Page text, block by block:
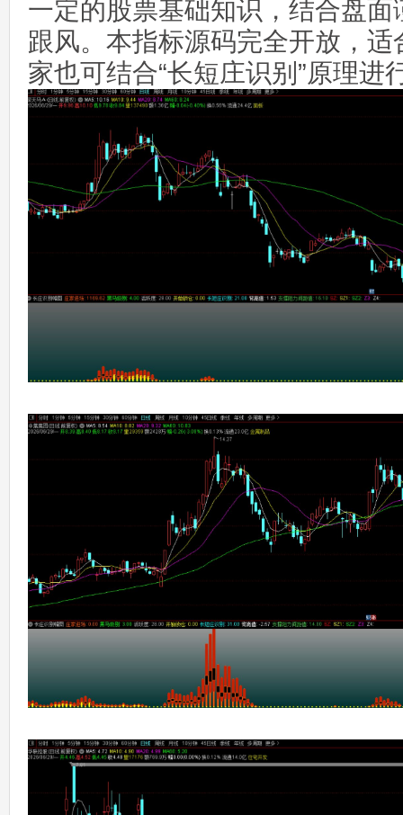
一定的股票基础知识，结合盘
跟风。本指标源码完全开放，
家也可结合“长短庄识别”原理进